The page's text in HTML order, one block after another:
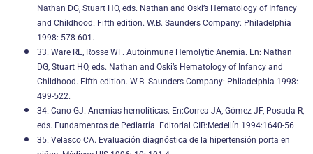
Nathan DG, Stuart HO, eds. Nathan and Oski’s Hematology of Infancy
and Childhood. Fifth edition. W.B. Saunders Company: Philadelphia
1998: 578-601.
33. Ware RE, Rosse WF. Autoinmune Hemolytic Anemia. En: Nathan
DG, Stuart HO, eds. Nathan and Oski’s Hematology of Infancy and
Childhood. Fifth edition. W.B. Saunders Company: Philadelphia 1998:
499-522.
34. Cano GJ. Anemias hemolíticas. En:Correa JA, Gómez JF, Posada R,
eds. Fundamentos de Pediatría. Editorial CIB:Medellín 1994:1640-56
35. Velasco CA. Evaluación diagnóstica de la hipertensión porta en